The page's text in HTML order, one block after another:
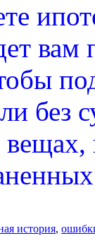
без
история,